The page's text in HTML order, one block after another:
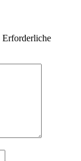
Erforderliche